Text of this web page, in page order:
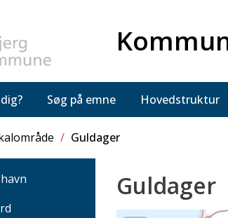
Søg på emne Hovedstruktur
/ Guldager
Guldager